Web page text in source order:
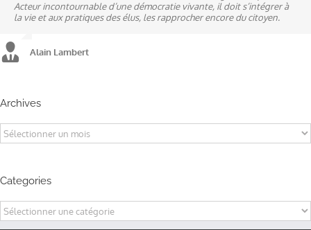
Acteur incontournable d’une démocratie vivante, il doit s’intégrer à
la vie et aux pratiques des élus, les rapprocher encore du citoyen.
Alain Lambert
n’a cessé de mobiliser la ville d’Alençon, son agglomération et ses
élus.
Alain Lambert
être au service des élus et des communes comme un maire sait si bien
l’être au service des habitants.
Alain Lambert
Archives
Archives
Categories
Categories